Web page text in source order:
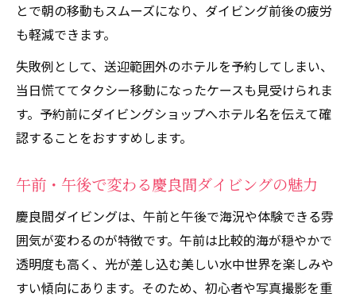
とで朝の移動もスムーズになり、ダイビング前後の疲労
も軽減できます。
失敗例として、送迎範囲外のホテルを予約してしまい、
当日慌ててタクシー移動になったケースも見受けられま
す。予約前にダイビングショップへホテル名を伝えて確
認することをおすすめします。
午前・午後で変わる慶良間ダイビングの魅力
慶良間ダイビングは、午前と午後で海況や体験できる雰
囲気が変わるのが特徴です。午前は比較的海が穏やかで
透明度も高く、光が差し込む美しい水中世界を楽しみや
すい傾向にあります。そのため、初心者や写真撮影を重